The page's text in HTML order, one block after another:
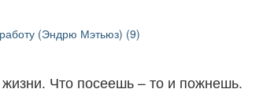
(Эндрю Мэтьюз) (9)
Что посеешь – то и пожнешь.